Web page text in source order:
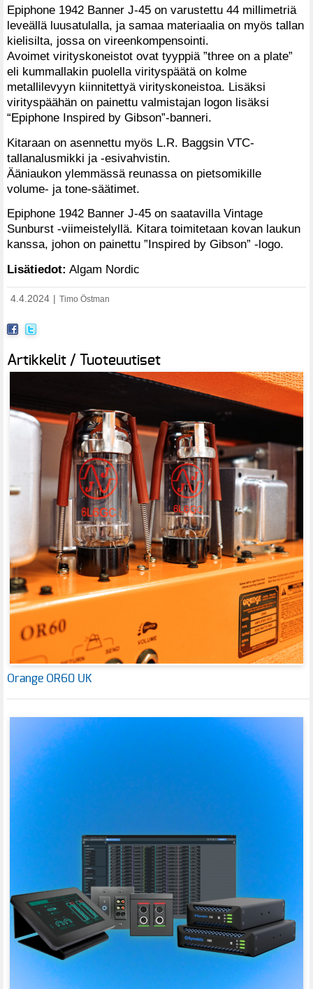
Epiphone 1942 Banner J-45 on varustettu 44 millimetriä
leveällä luusatulalla, ja samaa materiaalia on myös tallan
kielisilta, jossa on vireenkompensointi.
Avoimet virityskoneistot ovat tyyppiä ”three on a plate”
eli kummallakin puolella virityspäätä on kolme
metallilevyyn kiinnitettyä virityskoneistoa. Lisäksi
virityspäähän on painettu valmistajan logon lisäksi
“Epiphone Inspired by Gibson”-banneri.
Kitaraan on asennettu myös L.R. Baggsin VTC-
tallanalusmikki ja -esivahvistin.
Ääniaukon ylemmässä reunassa on pietsomikille
volume- ja tone-säätimet.
Epiphone 1942 Banner J-45 on saatavilla Vintage
Sunburst -viimeistelyllä. Kitara toimitetaan kovan laukun
kanssa, johon on painettu ”Inspired by Gibson” -logo.
Lisätiedot: Algam Nordic
4.4.2024 | Timo Östman
Artikkelit / Tuoteuutiset
Orange OR60 UK